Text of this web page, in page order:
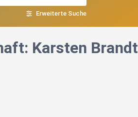
Erweiterte Suche
Karsten Brandt